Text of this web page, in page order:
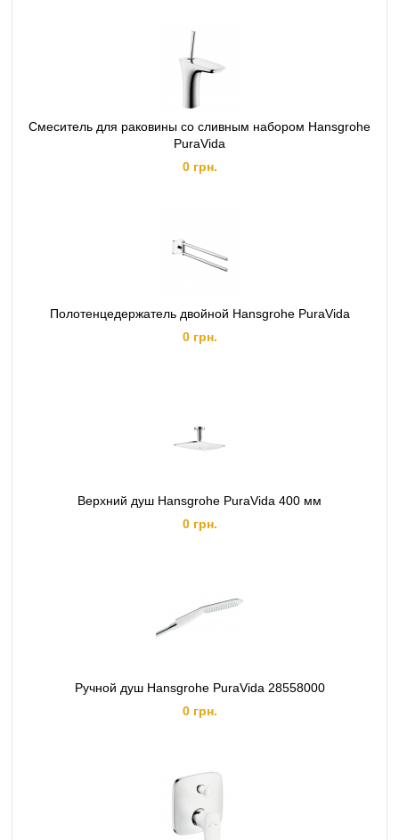
Смеситель для раковины со сливным набором Hansgrohe
PuraVida
0 грн.
Полотенцедержатель двойной Hansgrohe PuraVida
0 грн.
Верхний душ Hansgrohe PuraVida 400 мм
0 грн.
Ручной душ Hansgrohe PuraVida 28558000
0 грн.